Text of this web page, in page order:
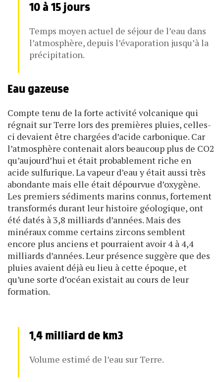
10 à 15 jours
Temps moyen actuel de séjour de l’eau dans
l’atmosphère, depuis l’évaporation jusqu’à la
précipitation.
Eau gazeuse
Compte tenu de la forte activité volcanique qui
régnait sur Terre lors des premières pluies, celles-
ci devaient être chargées d’acide carbonique. Car
l’atmosphère contenait alors beaucoup plus de CO2
qu’aujourd’hui et était probablement riche en
acide sulfurique. La vapeur d’eau y était aussi très
abondante mais elle était dépourvue d’oxygène.
Les premiers sédiments marins connus, fortement
transformés durant leur histoire géologique, ont
été datés à 3,8 milliards d’années. Mais des
minéraux comme certains zircons semblent
encore plus anciens et pourraient avoir 4 à 4,4
milliards d’années. Leur présence suggère que des
pluies avaient déjà eu lieu à cette époque, et
qu’une sorte d’océan existait au cours de leur
formation.
1,4 milliard de km3
Volume estimé de l’eau sur Terre.